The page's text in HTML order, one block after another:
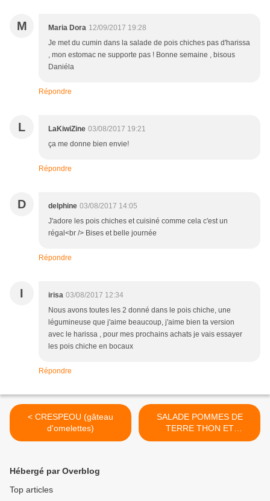
M Maria Dora 12/09/2017 19:28
Je met du cumin dans la salade de pois chiches pas d'harissa
, mon estomac ne supporte pas ! Bonne semaine , bisous
Daniéla
Répondre
L LaKiwiZine 03/08/2017 19:21
ça me donne bien envie!
Répondre
D delphine 03/08/2017 14:05
J'adore les pois chiches et cuisiné comme cela c'est un
régal<br /> Bises et belle journée
Répondre
I irisa 03/08/2017 12:34
Nous avons toutes les 2 donné dans le pois chiche, une
légumineuse que j'aime beaucoup, j'aime bien ta version
avec le harissa , pour mes prochains achats je vais essayer
les pois chiche en bocaux
Répondre
< CRESPEOU (gâteau
d'omelettes)
SALADE POMMES DE
TERRE THON ET
TOMATES >
Hébergé par Overblog
Top articles